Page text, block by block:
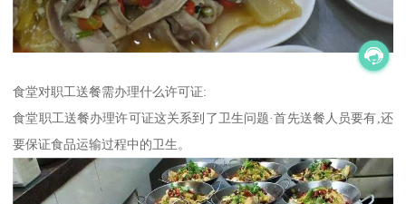
食堂对职工送餐需办理什么许可证:
食堂职工送餐办理许可证这关系到了卫生问题·首先送餐人员要有,还
要保证食品运输过程中的卫生。